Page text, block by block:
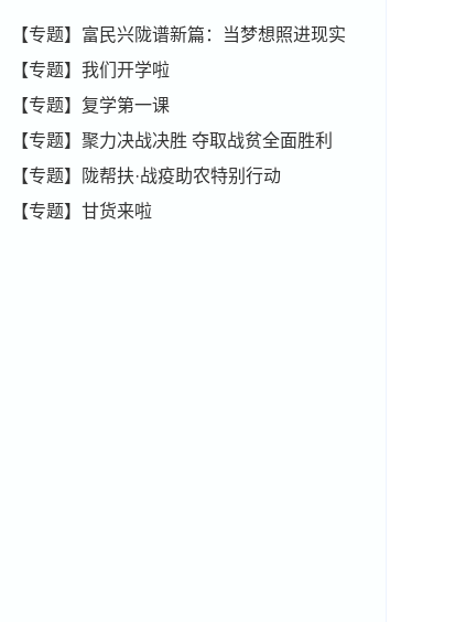
【专题】富民兴陇谱新篇：当梦想照进现实
【专题】我们开学啦
【专题】复学第一课
【专题】聚力决战决胜 夺取战贫全面胜利
【专题】陇帮扶·战疫助农特别行动
【专题】甘货来啦